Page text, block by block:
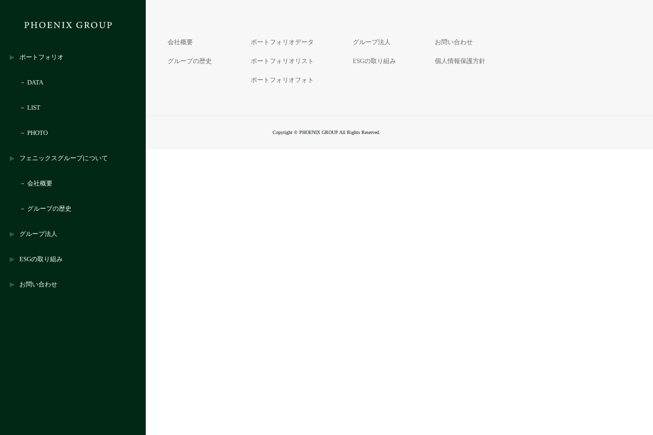
ポートフォリオ
－ DATA
－ LIST
－ PHOTO
フェニックスグループについて
－ 会社概要
－ グループの歴史
グループ法人
ESGの取り組み
お問い合わせ
会社概要
グループの歴史
ポートフォリオデータ
ポートフォリオリスト
ポートフォリオフォト
グループ法人
ESGの取り組み
お問い合わせ
個人情報保護方針
Copyright © PHOENIX GROUP All Rights Reserved.